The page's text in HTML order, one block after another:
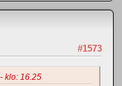
#1573
klo: 16.25